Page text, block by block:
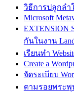
วิธีการปลูกลำ
Microsoft
EXTENSION
กันในงาน
เรียนทำ
Create a
จัดระเบียบ
ตามรอยพระพุ